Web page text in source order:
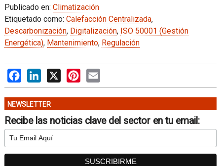
Publicado en: Climatización
Etiquetado como: Calefacción Centralizada,
Descarbonización, Digitalización, ISO 50001 (Gestión
Energética), Mantenimiento, Regulación
FacebookLinkedIn
X PinterestEmail
NEWSLETTER
Recibe las noticias clave del sector en tu email: